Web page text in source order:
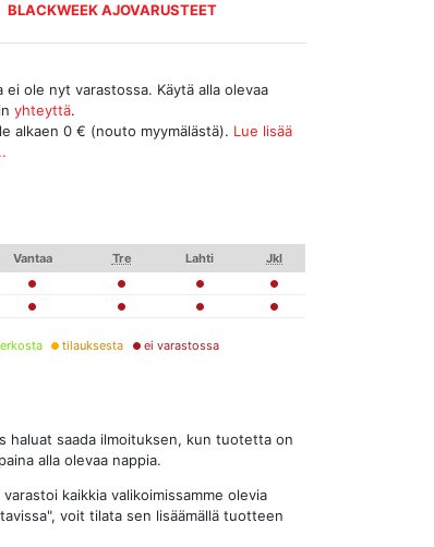
BLACKWEEK AJOVARUSTEET
ei ole nyt varastossa. Käytä alla olevaa
yhteyttä.
alkaen 0 € (nouto myymälästä). Lue lisää
Vantaa Tre Lahti
Jkl
tilauksesta ei varastossa
haluat saada ilmoituksen, kun tuotetta on
alla olevaa nappia.
kaikkia valikoimissamme olevia
voit tilata sen lisäämällä tuotteen